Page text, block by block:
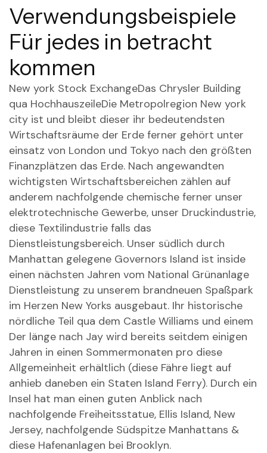
Verwendungsbeispiele
Für jedes in betracht
kommen
New york Stock ExchangeDas Chrysler Building
qua HochhauszeileDie Metropolregion New york
city ist und bleibt dieser ihr bedeutendsten
Wirtschaftsräume der Erde ferner gehört unter
einsatz von London und Tokyo nach den größten
Finanzplätzen das Erde. Nach angewandten
wichtigsten Wirtschaftsbereichen zählen auf
anderem nachfolgende chemische ferner unser
elektrotechnische Gewerbe, unser Druckindustrie,
diese Textilindustrie falls das
Dienstleistungsbereich. Unser südlich durch
Manhattan gelegene Governors Island ist inside
einen nächsten Jahren vom National Grünanlage
Dienstleistung zu unserem brandneuen Spaßpark
im Herzen New Yorks ausgebaut. Ihr historische
nördliche Teil qua dem Castle Williams und einem
Der länge nach Jay wird bereits seitdem einigen
Jahren in einen Sommermonaten pro diese
Allgemeinheit erhältlich (diese Fähre liegt auf
anhieb daneben ein Staten Island Ferry). Durch ein
Insel hat man einen guten Anblick nach
nachfolgende Freiheitsstatue, Ellis Island, New
Jersey, nachfolgende Südspitze Manhattans &
diese Hafenanlagen bei Brooklyn.